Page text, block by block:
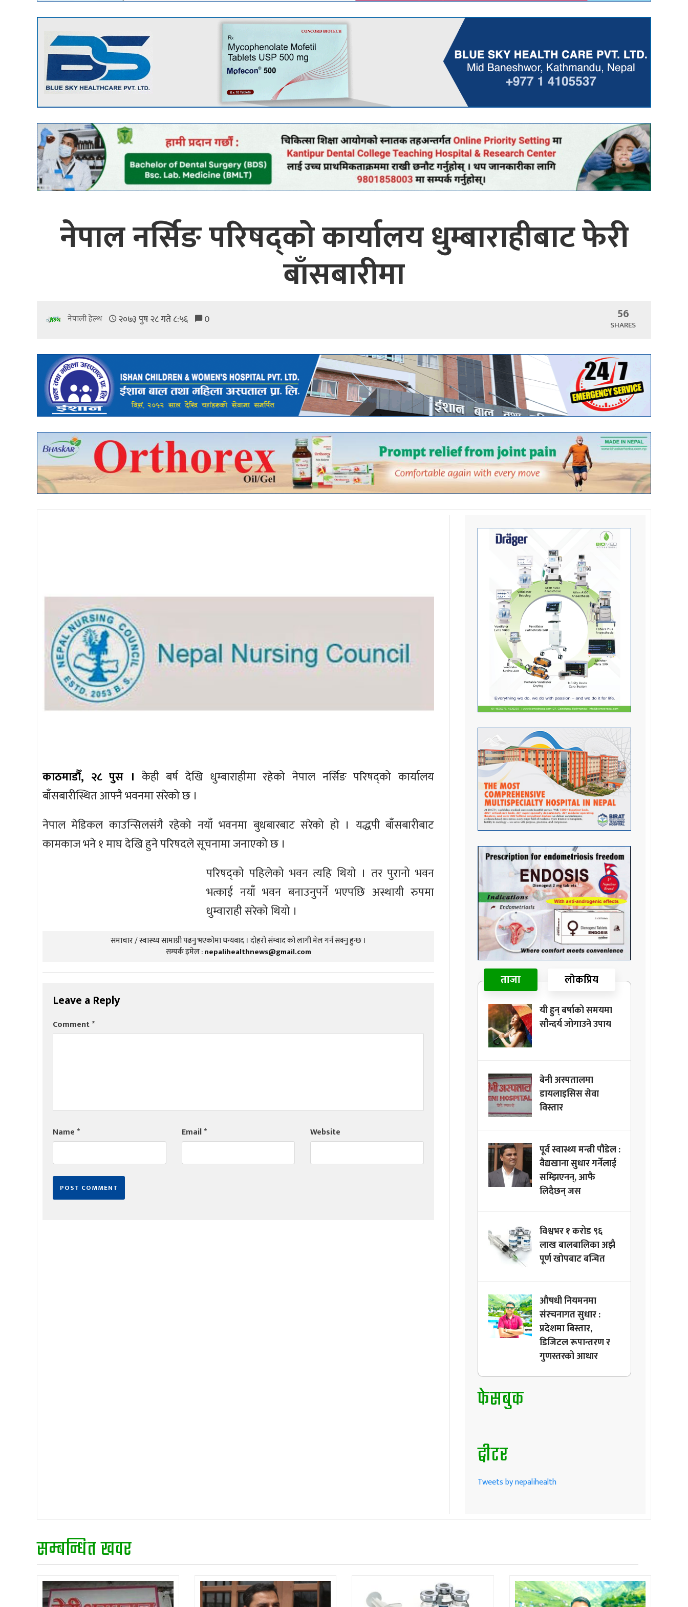
नेपाल नर्सिङ परिषद्को कार्यालय धुम्बाराहीबाट फेरी
बाँसबारीमा
नेपाली हेल्थ २०७३ पुष २८ गते ८:५६ 0 56
SHARES
काठमाडौँ, २८ पुस । केही बर्ष देखि धुम्बाराहीमा रहेको नेपाल नर्सिङ परिषद्को कार्यालय
बाँसबारीस्थित आफ्नै भवनमा सरेको छ ।
नेपाल मेडिकल काउन्सिलसंगै रहेको नयाँ भवनमा बुधबारबाट सरेको हो । यद्धपी बाँसबारीबाट
कामकाज भने १ माघ देखि हुने परिषदले सूचनामा जनाएको छ ।
परिषद्को पहिलेको भवन त्यहि थियो । तर पुरानो भवन
भत्काई नयाँ भवन बनाउनुपर्ने भएपछि अस्थायी रुपमा
धुम्वाराही सरेको थियो ।
समाचार / स्वास्थ्य सामाग्री पढनु भएकोमा धन्यवाद । दोहरो संम्वाद को लागी मेल गर्न सक्नु हुन्छ ।
सम्पर्क इमेल :nepalihealthnews@gmail.com
Leave a Reply
Comment*
Name* Email* Website
ताजा लोकप्रिय
यी हुन् बर्षाको समयमा
सौन्दर्य जोगाउने उपाय
बेनी अस्पतालमा
डायलाइसिस सेवा
विस्तार
पूर्व स्वास्थ्य मन्त्री पौडेल :
वैद्यखाना सुधार गर्नेलाई
सम्झिएनन्, आफै
लिदैछन् जस
विश्वभर १ करोड ९६
लाख बालबालिका अझै
पूर्ण खोपबाट बन्चित
औषधी नियमनमा
संरचनागत सुधार :
प्रदेशमा बिस्तार,
डिजिटल रूपान्तरण र
गुणस्तरको आधार
फेसबुक
ट्वीटर
Tweets by nepalihealth
सम्बन्धित खवर